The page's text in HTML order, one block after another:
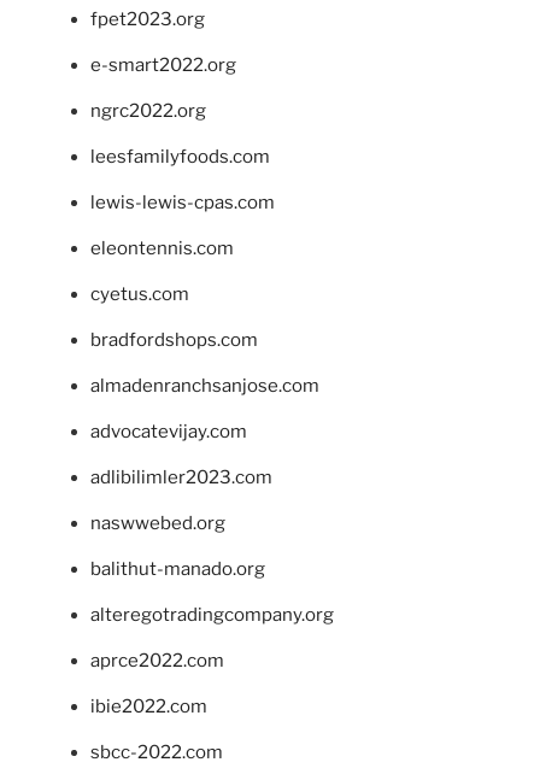
fpet2023.org
e-smart2022.org
ngrc2022.org
leesfamilyfoods.com
lewis-lewis-cpas.com
eleontennis.com
cyetus.com
bradfordshops.com
almadenranchsanjose.com
advocatevijay.com
adlibilimler2023.com
naswwebed.org
balithut-manado.org
alteregotradingcompany.org
aprce2022.com
ibie2022.com
sbcc-2022.com